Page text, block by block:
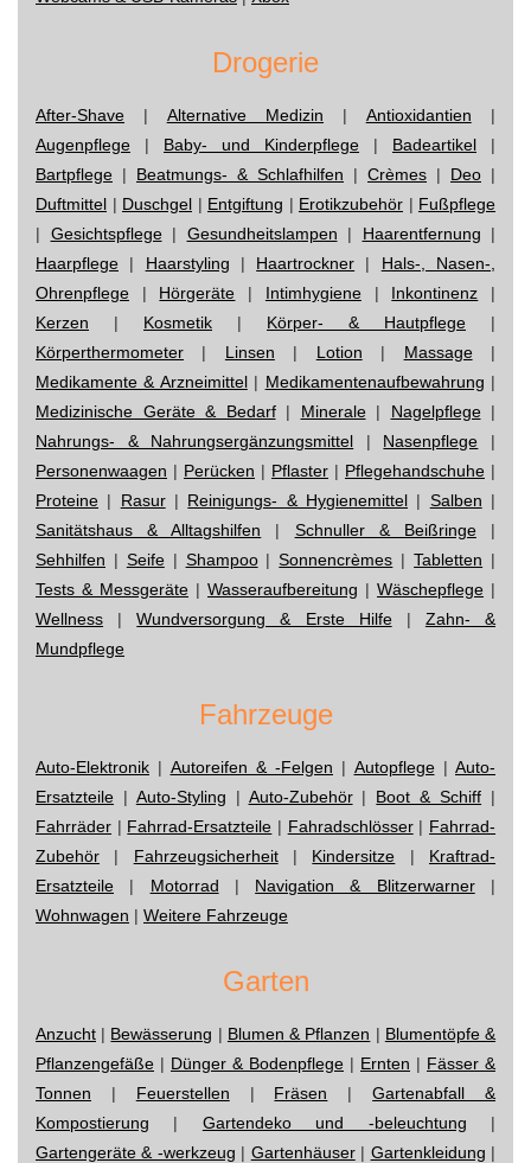
Drogerie
After-Shave | Alternative Medizin | Antioxidantien |
Augenpflege | Baby- und Kinderpflege | Badeartikel |
Bartpflege | Beatmungs- & Schlafhilfen | Crèmes | Deo |
Duftmittel | Duschgel | Entgiftung | Erotikzubehör | Fußpflege
| Gesichtspflege| Gesundheitslampen | Haarentfernung |
Haarpflege | Haarstyling | Haartrockner | Hals-, Nasen-,
Ohrenpflege | Hörgeräte | Intimhygiene| Inkontinenz |
Kerzen | Kosmetik | Körper- & Hautpflege |
Körperthermometer | Linsen | Lotion | Massage|
Medikamente & Arzneimittel| Medikamentenaufbewahrung |
Medizinische Geräte & Bedarf| Minerale| Nagelpflege|
Nahrungs- & Nahrungsergänzungsmittel | Nasenpflege |
Personenwaagen | Perücken | Pflaster | Pflegehandschuhe |
Proteine | Rasur| Reinigungs- & Hygienemittel | Salben |
Sanitätshaus & Alltagshilfen | Schnuller & Beißringe|
Sehhilfen | Seife| Shampoo|Sonnencrèmes |Tabletten |
Tests & Messgeräte | Wasseraufbereitung | Wäschepflege |
Wellness |Wundversorgung & Erste Hilfe| Zahn- &
Mundpflege
Fahrzeuge
Auto-Elektronik | Autoreifen & -Felgen | Autopflege| Auto-
Ersatzteile | Auto-Styling | Auto-Zubehör| Boot & Schiff |
Fahrräder | Fahrrad-Ersatzteile | Fahradschlösser| Fahrrad-
Zubehör | Fahrzeugsicherheit| Kindersitze | Kraftrad-
Ersatzteile | Motorrad | Navigation & Blitzerwarner|
Wohnwagen | Weitere Fahrzeuge
Garten
Anzucht | Bewässerung | Blumen & Pflanzen | Blumentöpfe &
Pflanzengefäße | Dünger & Bodenpflege | Ernten | Fässer &
Tonnen | Feuerstellen | Fräsen |Gartenabfall &
Kompostierung | Gartendeko und -beleuchtung |
Gartengeräte & -werkzeug | Gartenhäuser| Gartenkleidung |